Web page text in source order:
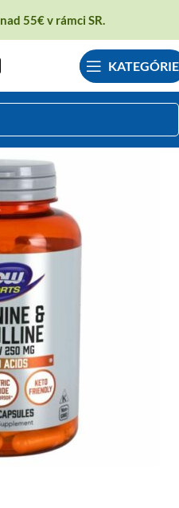
55€ v rámci SR.
KATEGÓRIE